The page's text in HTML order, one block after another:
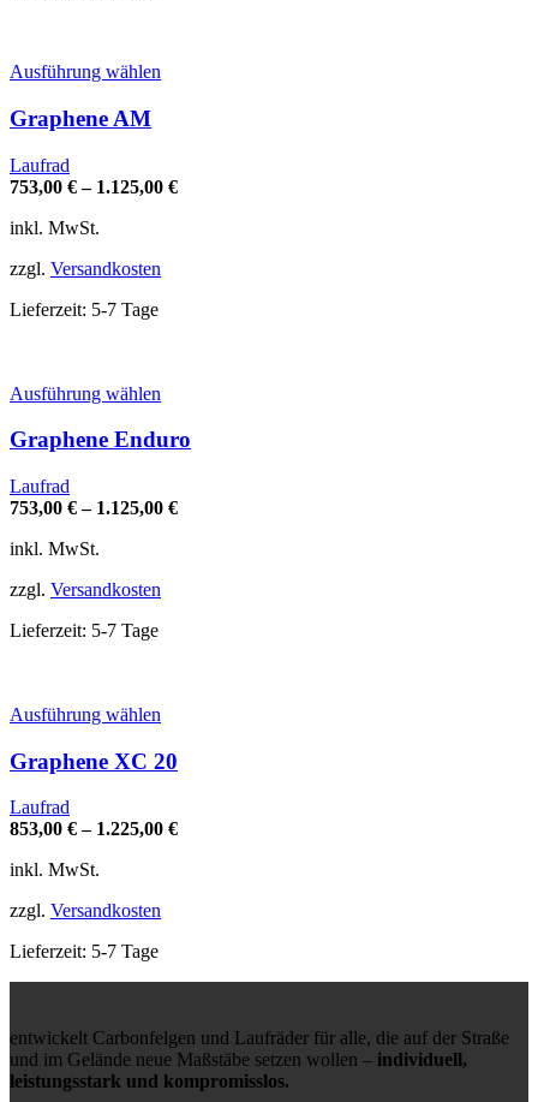
Ausführung wählen
auf.
Die
Graphene AM
Laufrad
753,00 €– 1.125,00 €
inkl. MwSt.
zzgl. Versandkosten
Lieferzeit: 5-7 Tage
Ausführung wählen
weist
auf.
Graphene Enduro
Laufrad
753,00 €– 1.125,00 €
inkl. MwSt.
zzgl. Versandkosten
Lieferzeit: 5-7 Tage
Ausführung wählen
weist
mehrere
auf.
Graphene XC 20
Laufrad
853,00 €– 1.225,00 €
inkl. MwSt.
zzgl. Versandkosten
Lieferzeit: 5-7 Tage
entwickelt Carbonfelgen und Laufräder für alle, die auf der Straße
und im Gelände neue Maßstäbe setzen wollen – individuell,
leistungsstark und kompromisslos.